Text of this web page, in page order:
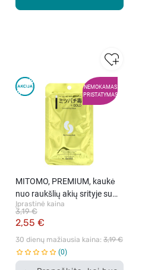
NEMOKAMAS
PRISTATYMAS
MITOMO, PREMIUM, kaukė
nuo raukšlių akių srityje su
auksu ir bičių nuodais, 4,5 g
Įprastinė kaina
2,55 €
3,19 €
30 dienų mažiausia kaina: 3,19 €
0